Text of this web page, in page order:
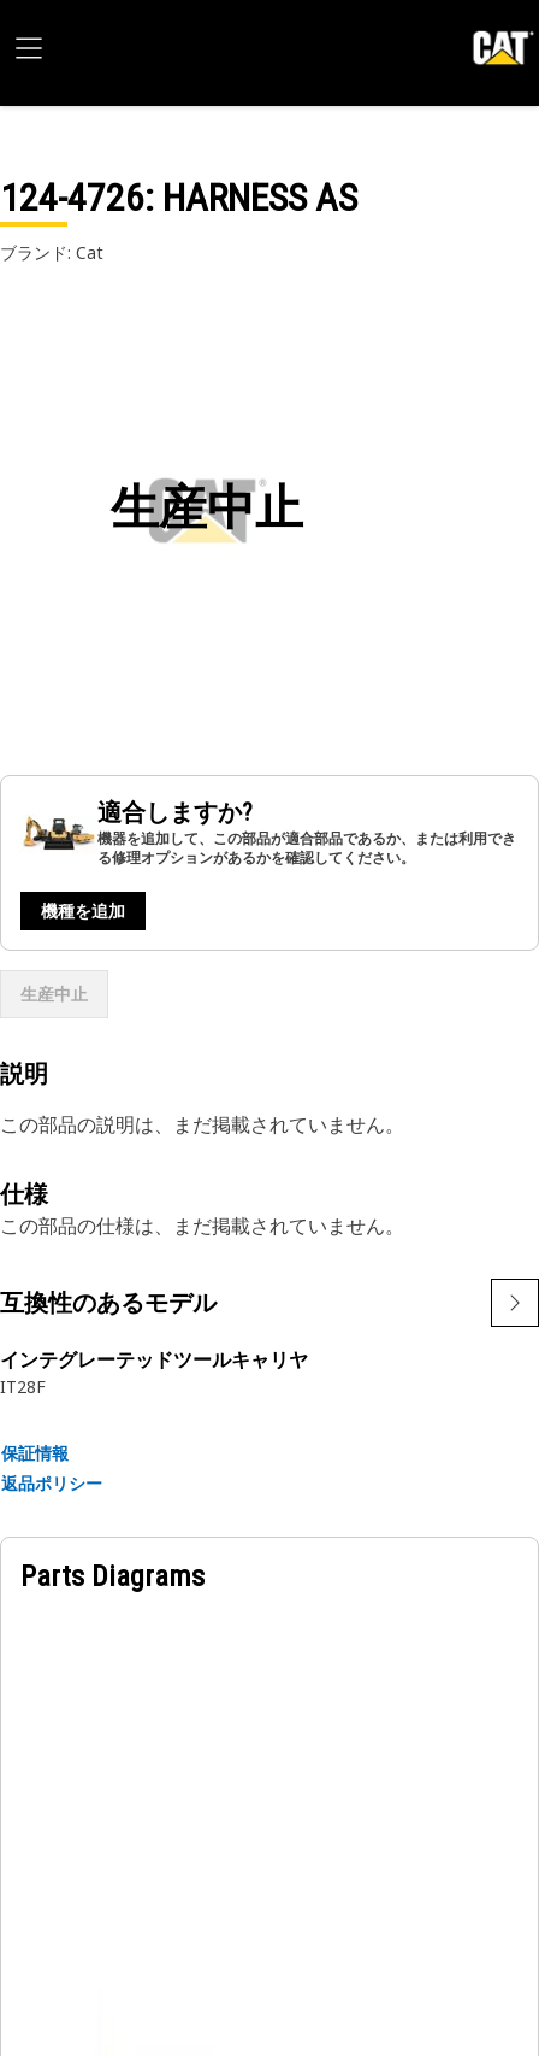
124-4726: HARNESS AS
ブランド: Cat
生産中止
適合しますか?
機器を追加して、この部品が適合部品であるか、または利用でき
る修理オプションがあるかを確認してください。
機種を追加
生産中止
説明
この部品の説明は、まだ掲載されていません。
仕様
この部品の仕様は、まだ掲載されていません。
互換性のあるモデル
インテグレーテッドツールキャリヤ
IT28F
保証情報
返品ポリシー
Parts Diagrams